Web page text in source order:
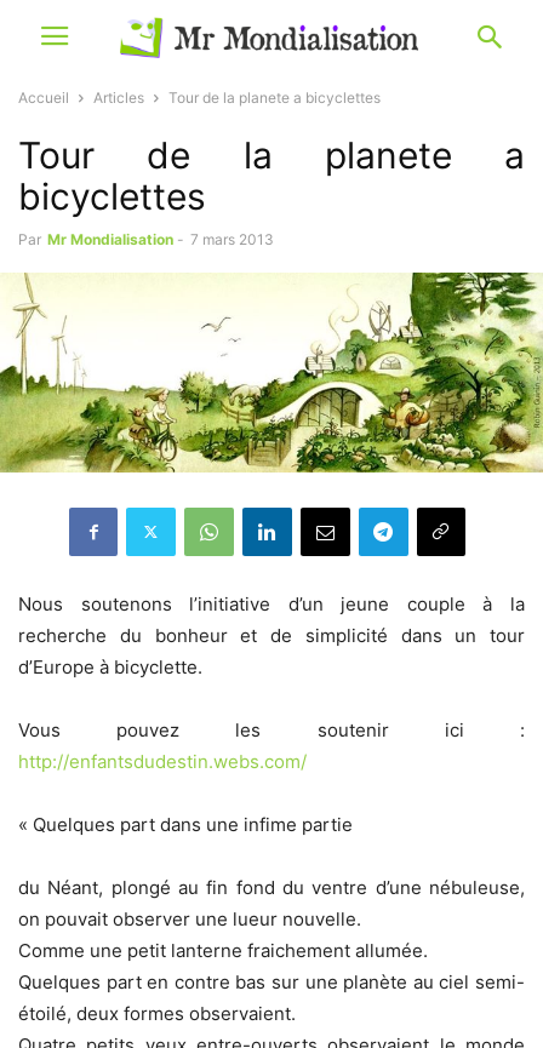
Accueil Articles Tour de la planete a bicyclettes
Tour de la planete a
bicyclettes
Par Mr Mondialisation - 7 mars 2013
Nous soutenons l’initiative d’un jeune couple à la
recherche du bonheur et de simplicité dans un tour
d’Europe à bicyclette.
Vous pouvez les soutenir ici :
http://enfantsdudestin.webs.com/
« Quelques part dans une infime partie
du Néant, plongé au fin fond du ventre d’une nébuleuse,
on pouvait observer une lueur nouvelle.
Comme une petit lanterne fraichement allumée.
Quelques part en contre bas sur une planète au ciel semi-
étoilé, deux formes observaient.